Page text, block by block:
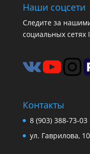
Наши соцсети
Следите за
социальных сетях
Контакты
8 (903) 388-73-03
ул. Гаврилова,